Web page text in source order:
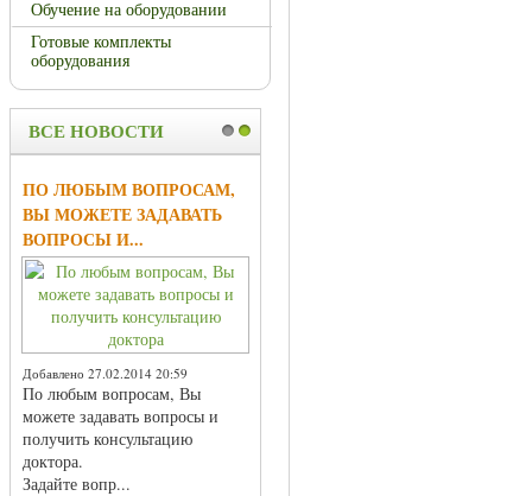
Обучение на оборудовании
Готовые комплекты
оборудования
1 2
ВСЕ НОВОСТИ
ПО ЛЮБЫМ ВОПРОСАМ,
ВЫ МОЖЕТЕ ЗАДАВАТЬ
ВОПРОСЫ И...
Добавлено 27.02.2014 20:59
По любым вопросам, Вы
можете задавать вопросы и
получить консультацию
доктора.
Задайте вопр...